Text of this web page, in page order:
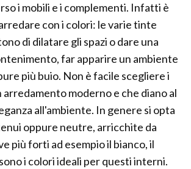
i mobili e i complementi. Infatti è
con i colori: le varie tinte
di dilatare gli spazi o dare una
far apparire un ambiente
più buio. Non è facile scegliere i
arredamento moderno e che diano al
all'ambiente. In genere si opta
oppure neutre, arricchite da
più forti ad esempio il bianco, il
i colori ideali per questi interni.